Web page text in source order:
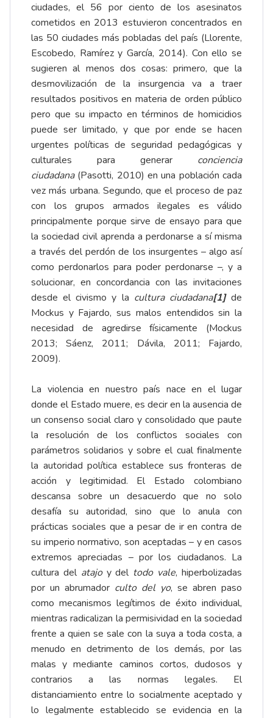
ciudades, el 56 por ciento de los asesinatos
cometidos en 2013 estuvieron concentrados en
las 50 ciudades más pobladas del país (Llorente,
Escobedo, Ramírez y García, 2014). Con ello se
sugieren al menos dos cosas: primero, que la
desmovilización de la insurgencia va a traer
resultados positivos en materia de orden público
pero que su impacto en términos de homicidios
puede ser limitado, y que por ende se hacen
urgentes políticas de seguridad pedagógicas y
culturales para generar conciencia
ciudadana(Pasotti, 2010) en una población cada
vez más urbana. Segundo, que el proceso de paz
con los grupos armados ilegales es válido
principalmente porque sirve de ensayo para que
la sociedad civil aprenda a perdonarse a sí misma
a través del perdón de los insurgentes – algo así
como perdonarlos para poder perdonarse –, y a
solucionar, en concordancia con las invitaciones
desde el civismo y la cultura ciudadana[1]de
Mockus y Fajardo, sus malos entendidos sin la
necesidad de agredirse físicamente (Mockus
2013; Sáenz, 2011; Dávila, 2011; Fajardo,
2009).
La violencia en nuestro país nace en el lugar
donde el Estado muere, es decir en la ausencia de
un consenso social claro y consolidado que paute
la resolución de los conflictos sociales con
parámetros solidarios y sobre el cual finalmente
la autoridad política establece sus fronteras de
acción y legitimidad. El Estado colombiano
descansa sobre un desacuerdo que no solo
desafía su autoridad, sino que lo anula con
prácticas sociales que a pesar de ir en contra de
su imperio normativo, son aceptadas – y en casos
extremos apreciadas – por los ciudadanos. La
cultura del atajoy del todo vale, hiperbolizadas
por un abrumador culto del yo, se abren paso
como mecanismos legítimos de éxito individual,
mientras radicalizan la permisividad en la sociedad
frente a quien se sale con la suya a toda costa, a
menudo en detrimento de los demás, por las
malas y mediante caminos cortos, dudosos y
contrarios a las normas legales. El
distanciamiento entre lo socialmente aceptado y
lo legalmente establecido se evidencia en la